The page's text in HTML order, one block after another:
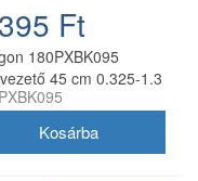
Ft
180PXBK095
45 cm 0.325-1.3
szemes Husqvarna